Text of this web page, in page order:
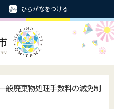
ひらがなをつける
般廃棄物処理手数料の減免制